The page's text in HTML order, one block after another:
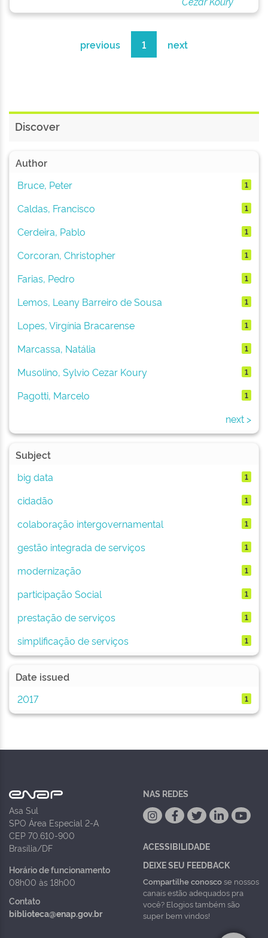
previous 1 next
Discover
Author
Bruce, Peter
1
Caldas, Francisco 1
Cerdeira, Pablo 1
Corcoran, Christopher 1
Farias, Pedro 1
Lemos, Leany Barreiro de Sousa 1
Lopes, Virgínia Bracarense 1
Marcassa, Natália 1
Musolino, Sylvio Cezar Koury 1
Pagotti, Marcelo 1
next >
Subject
big data
1
cidadão 1
colaboração intergovernamental 1
gestão integrada de serviços 1
modernização 1
participação Social 1
prestação de serviços 1
simplificação de serviços 1
Date issued
2017
1
Asa Sul
SPO Área Especial 2-A
CEP 70.610-900
Brasília/DF
Horário de funcionamento
08h00 às 18h00
Contato
biblioteca@enap.gov.br
NAS REDES
ACESSIBILIDADE
DEIXE SEU FEEDBACK
Compartilhe conoscose nossos
canais estão adequados pra
você? Elogios também são
super bem vindos!